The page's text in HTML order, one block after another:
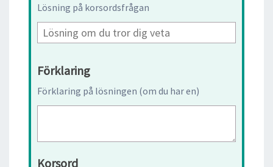
Lösning på korsordsfrågan
Förklaring
Förklaring på lösningen (om du har en)
Korsord